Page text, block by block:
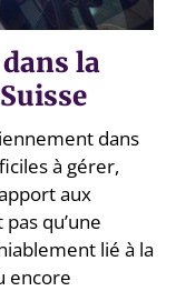
la
dans
à gérer,
aux
qu’une
lié à la
encore